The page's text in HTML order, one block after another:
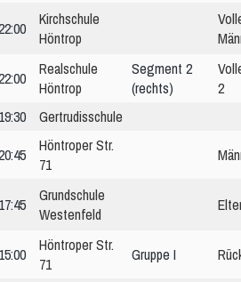
Kirchschule
Höntrop
Realschule
Höntrop
Segment 2
(rechts)
2
19:30
Gertrudisschule
Höntroper Str.
71
17:45
Grundschule
Westenfeld
15:00
Höntroper Str.
71
Gruppe I